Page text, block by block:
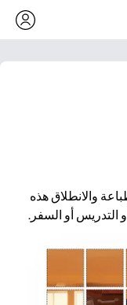
والانطلاق هذه
التدريس أو السفر.
ثم تسليمها
المريح يدعو الأطفال
- مثالي للتشطيب